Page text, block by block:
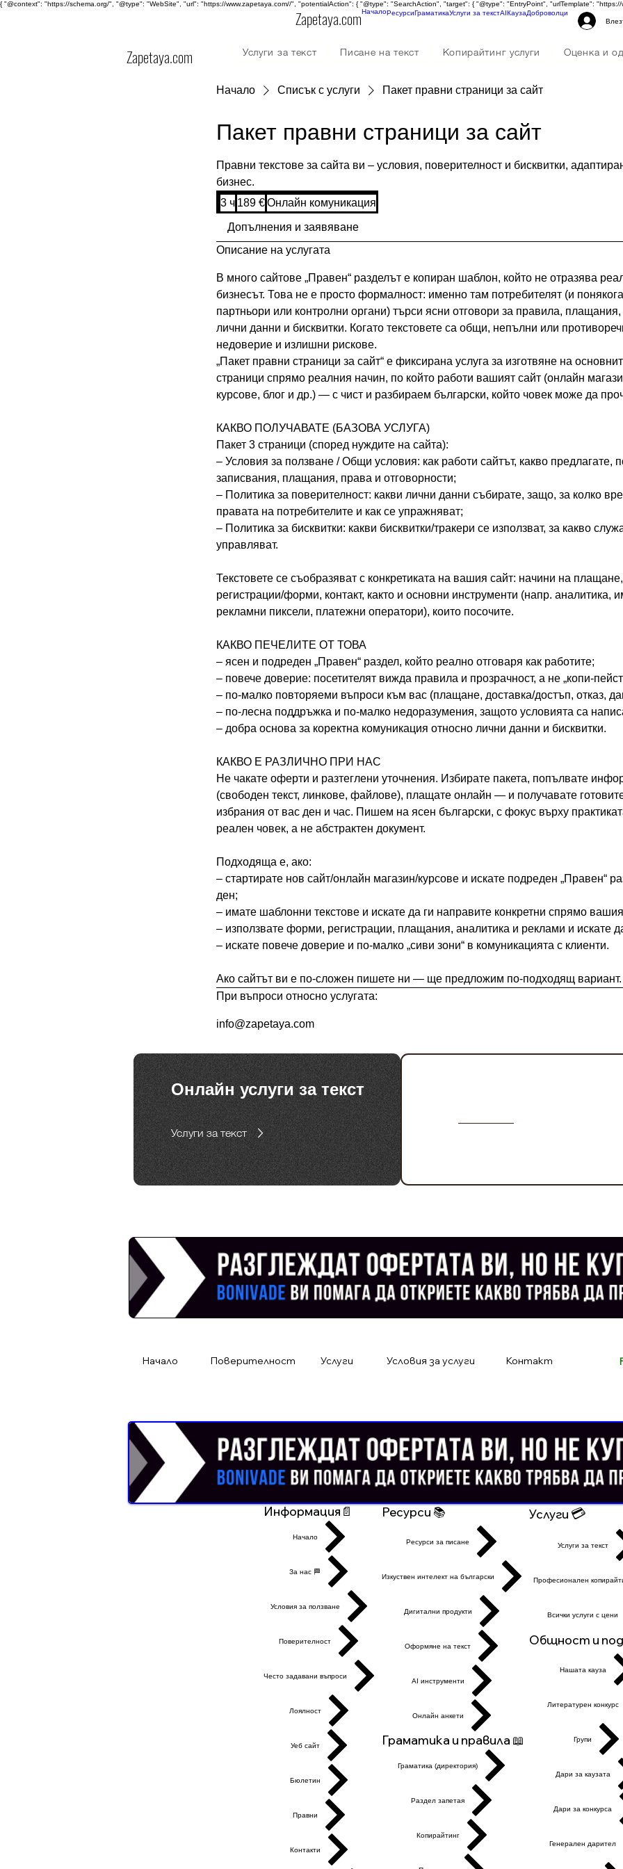
{ "@context": "https://schema.org/", "@type": "WebSite", "url": "https://www.zapetaya.com//", "potentialAction": { "@type": "SearchAction", "target": { "@type": "EntryPoint", "urlTemplate":
Zapetaya.comНачалоРесурсиГраматикаУслуги за текстAIКаузаДоброволци
Zapetaya.com Услуги за текст Писане на текст Копирайтинг услуги
Оценка и
GPT инструменти
Начало Списък с услуги Пакет правни страници за сайт
Пакет правни страници за сайт
Правни текстове за сайта ви – условия, поверителност и бисквитки,
бизнес.
3 ч 3
189
евро
189 €Онлайн комуникация
Допълнения и заявяване
Описание на услугата
В много сайтове „Правен“ разделът е копиран шаблон, който не отразява
бизнесът. Това не е просто формалност: именно там потребителят (и
партньори или контролни органи) търси ясни отговори за правила, плащания,
лични данни и бисквитки. Когато текстовете са общи, непълни или
недоверие и излишни рискове.
„Пакет правни страници за сайт“ е фиксирана услуга за изготвяне на
страници спрямо реалния начин, по който работи вашият сайт (онлайн
курсове, блог и др.) — с чист и разбираем български, който човек може да
КАКВО ПОЛУЧАВАТЕ (БАЗОВА УСЛУГА)
Пакет 3 страници (според нуждите на сайта):
– Условия за ползване / Общи условия: как работи сайтът, какво предлагате,
записвания, плащания, права и отговорности;
– Политика за поверителност: какви лични данни събирате, защо, за колко
правата на потребителите и как се упражняват;
– Политика за бисквитки: какви бисквитки/тракери се използват, за какво
управляват.
Текстовете се съобразяват с конкретиката на вашия сайт: начини на
регистрации/форми, контакт, както и основни инструменти (напр. аналитика,
рекламни пиксели, платежни оператори), които посочите.
КАКВО ПЕЧЕЛИТЕ ОТ ТОВА
– ясен и подреден „Правен“ раздел, който реално отговаря как работите;
– повече доверие: посетителят вижда правила и прозрачност, а не „копи-
– по-малко повторяеми въпроси към вас (плащане, доставка/достъп, отказ,
– по-лесна поддръжка и по-малко недоразумения, защото условията са
– добра основа за коректна комуникация относно лични данни и бисквитки.
КАКВО Е РАЗЛИЧНО ПРИ НАС
Не чакате оферти и разтеглени уточнения. Избирате пакета, попълвате
(свободен текст, линкове, файлове), плащате онлайн — и получавате
избрания от вас ден и час. Пишем на ясен български, с фокус върху
реален човек, а не абстрактен документ.
Подходяща е, ако:
– стартирате нов сайт/онлайн магазин/курсове и искате подреден „Правен“
ден;
– имате шаблонни текстове и искате да ги направите конкретни спрямо
– използвате форми, регистрации, плащания, аналитика и реклами и искате
– искате повече доверие и по-малко „сиви зони“ в комуникацията с клиенти.
Ако сайтът ви е по-сложен пишете ни — ще предложим по-подходящ вариант.
При въпроси относно услугата:
info@zapetaya.com
Онлайн услуги за текст
Услуги за текст
Начало Поверителност Услуги Условия за услуги Контакт
Информация📄
Начало
За нас 🏁
Условия за ползване
Поверителност
Често задавани въпроси
Лоялност
Уеб сайт
Бюлетин
Правни
Контакти
Ресурси 📚
Ресурси за писане
Изкуствен интелект на български
Дигитални продукти
Оформяне на текст
AI инструменти
Онлайн анкети
Граматика и правила 📖
Граматика (директория)
Раздел запетая
Копирайтинг
Услуги 💳
Услуги за текст
Професионален
Всички услуги с цени
Общност и
Нашата кауза
Литературен конкурс
Групи
Дари за каузата
Дари за конкурса
Генералeн дарител